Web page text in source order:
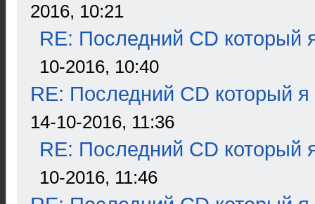
2016, 10:21
RE: Последний CD который
10-2016, 10:40
RE: Последний CD который я
14-10-2016, 11:36
RE: Последний CD который
10-2016, 11:46